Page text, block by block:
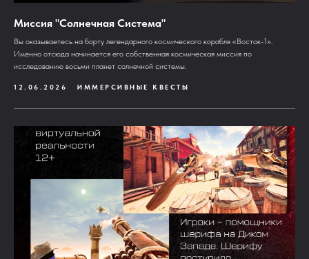
Миссия "Солнечная Система"
Вы оказываетесь на борту легендарного космического корабля «Восток-1».
Именно отсюда начинается его собственная космическая миссия по
исследованию восьми планет солнечной системы.
12.06.2026 ИММЕРСИВНЫЕ КВЕСТЫ